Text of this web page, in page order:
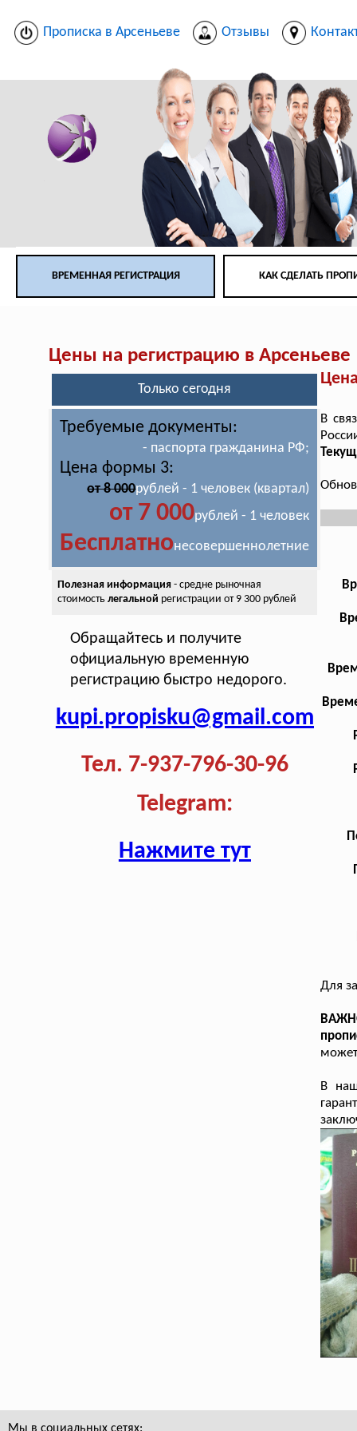
Прописка в Арсеньеве Отзывы
ВРЕМЕННАЯ РЕГИСТРАЦИЯ КАК СДЕЛАТЬ
Цены на регистрацию в Арсеньеве
Только сегодня
Требуемые документы:
- паспорта гражданина РФ;
Цена формы 3:
от 8 000рублей - 1 человек (квартал)
от 7 000рублей - 1 человек
Бесплатнонесовершеннолетние
Полезная информация - средне рыночная
стоимостьлегальной регистрации от 9 300 рублей
Обращайтесь и получите
официальную временную
регистрацию быстро недорого.
kupi.propisku@gmail.com
Тел. 7-937-796-30-96
Telegram:
Нажмите тут
В
Для
В